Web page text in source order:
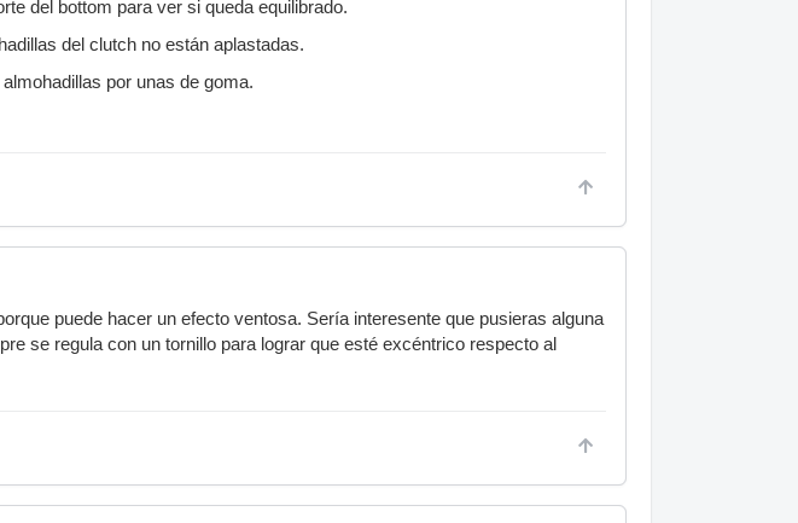
del bottom para ver si queda equilibrado.
del clutch no están aplastadas.
por unas de goma.
puede hacer un efecto ventosa. Sería interesente que pusieras alguna
se regula con un tornillo para lograr que esté excéntrico respecto al